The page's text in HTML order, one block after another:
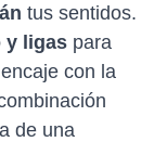
tus sentidos.
y ligas para
con la
de una